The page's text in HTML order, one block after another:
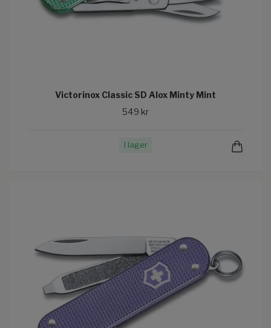
Victorinox Classic SD Alox Minty Mint
549 kr
I lager